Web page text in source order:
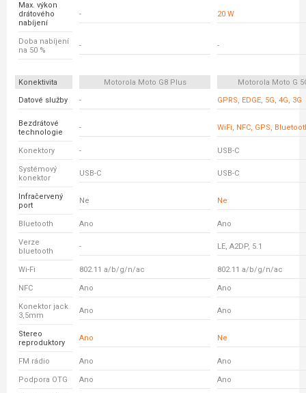
Max. výkon
drátového
nabíjení
- 20 W
Doba nabíjení
na 50 %
- -
Konektivita Motorola Moto G8 Plus
Motorola Moto G
Datové služby
- GPRS, EDGE, 5G, 4G, 3G
Bezdrátové
technologie
- WiFi, NFC, GPS,
Konektory - USB-C
Systémový
konektor
USB-C USB-C
Infračervený
port
Ne Ne
Bluetooth Ano Ano
Verze
bluetooth
- LE, A2DP, 5.1
Wi-Fi 802.11 a/b/g/n/ac 802.11 a/b/g/n/ac
NFC Ano Ano
Konektor jack
3,5mm
Ano Ano
Stereo
reproduktory
Ano Ne
FM rádio Ano Ano
Podpora OTG Ano Ano